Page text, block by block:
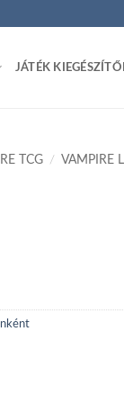
JÁTÉK
TCG / VAMPIRE